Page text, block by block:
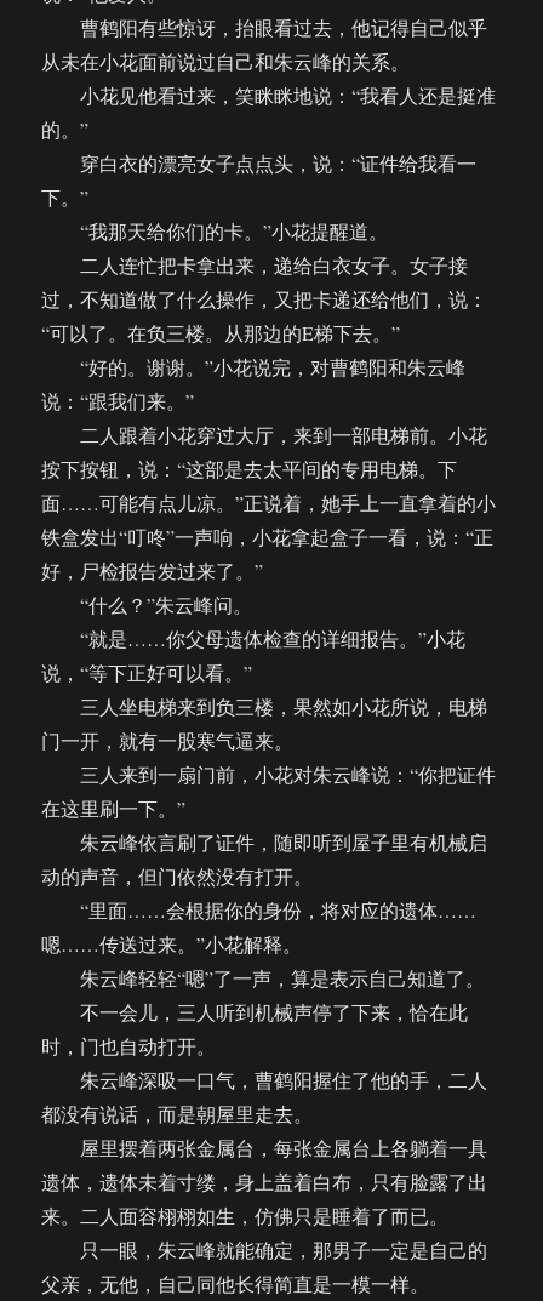
曹鹤阳有些惊讶，抬眼看过去，他记得自己似乎
从未在小花面前说过自己和朱云峰的关系。
小花见他看过来，笑眯眯地说：“我看人还是挺准
的。”
穿白衣的漂亮女子点点头，说：“证件给我看一
下。”
“我那天给你们的卡。”小花提醒道。
二人连忙把卡拿出来，递给白衣女子。女子接
过，不知道做了什么操作，又把卡递还给他们，说：
“可以了。在负三楼。从那边的E梯下去。”
“好的。谢谢。”小花说完，对曹鹤阳和朱云峰
说：“跟我们来。”
二人跟着小花穿过大厅，来到一部电梯前。小花
按下按钮，说：“这部是去太平间的专用电梯。下
面……可能有点儿凉。”正说着，她手上一直拿着的小
铁盒发出“叮咚”一声响，小花拿起盒子一看，说：“正
好，尸检报告发过来了。”
“什么？”朱云峰问。
“就是……你父母遗体检查的详细报告。”小花
说，“等下正好可以看。”
三人坐电梯来到负三楼，果然如小花所说，电梯
门一开，就有一股寒气逼来。
三人来到一扇门前，小花对朱云峰说：“你把证件
在这里刷一下。”
朱云峰依言刷了证件，随即听到屋子里有机械启
动的声音，但门依然没有打开。
“里面……会根据你的身份，将对应的遗体……
嗯……传送过来。”小花解释。
朱云峰轻轻“嗯”了一声，算是表示自己知道了。
不一会儿，三人听到机械声停了下来，恰在此
时，门也自动打开。
朱云峰深吸一口气，曹鹤阳握住了他的手，二人
都没有说话，而是朝屋里走去。
屋里摆着两张金属台，每张金属台上各躺着一具
遗体，遗体未着寸缕，身上盖着白布，只有脸露了出
来。二人面容栩栩如生，仿佛只是睡着了而已。
只一眼，朱云峰就能确定，那男子一定是自己的
父亲，无他，自己同他长得简直是一模一样。